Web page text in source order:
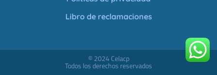
Libro de reclamaciones
© 2024 Celacp
Todos los derechos reservados